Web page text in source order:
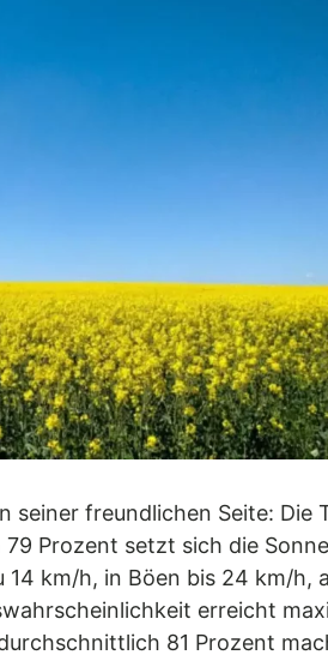
freundlichen Seite: Die
Prozent setzt sich die
km/h, in Böen bis 24 km/h,
erreicht
81 Prozent